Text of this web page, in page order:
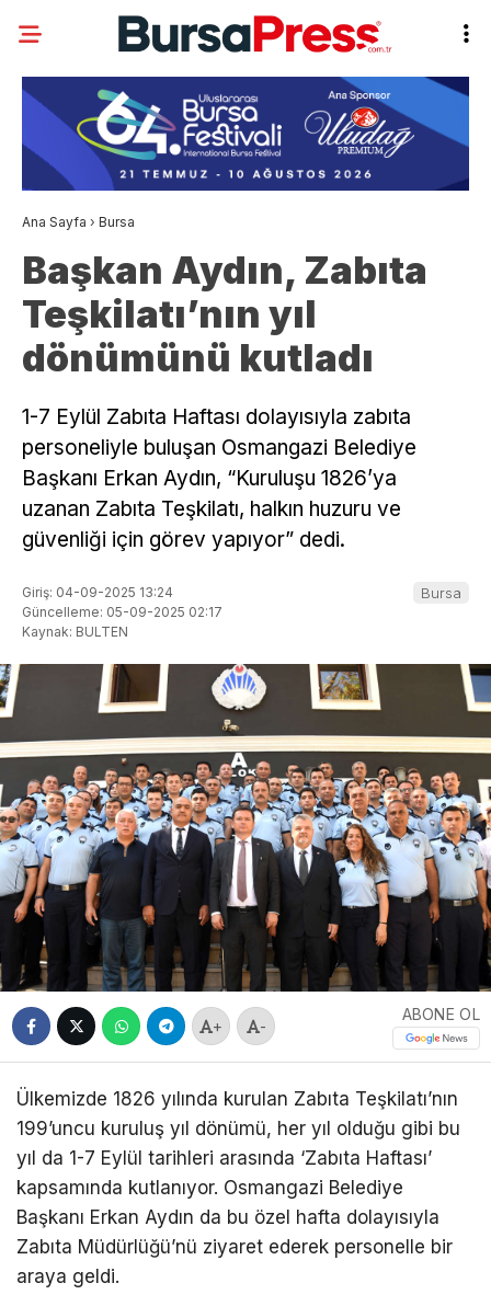
Ana Sayfa › Bursa
Başkan Aydın, Zabıta
Teşkilatı’nın yıl
dönümünü kutladı
1-7 Eylül Zabıta Haftası dolayısıyla zabıta
personeliyle buluşan Osmangazi Belediye
Başkanı Erkan Aydın, “Kuruluşu 1826’ya
uzanan Zabıta Teşkilatı, halkın huzuru ve
güvenliği için görev yapıyor” dedi.
Giriş: 04-09-2025 13:24
Güncelleme: 05-09-2025 02:17
Kaynak: BULTEN
Bursa
+ -
ABONE OL
Ülkemizde 1826 yılında kurulan Zabıta Teşkilatı’nın
199’uncu kuruluş yıl dönümü, her yıl olduğu gibi bu
yıl da 1-7 Eylül tarihleri arasında ‘Zabıta Haftası’
kapsamında kutlanıyor. Osmangazi Belediye
Başkanı Erkan Aydın da bu özel hafta dolayısıyla
Zabıta Müdürlüğü’nü ziyaret ederek personelle bir
araya geldi.